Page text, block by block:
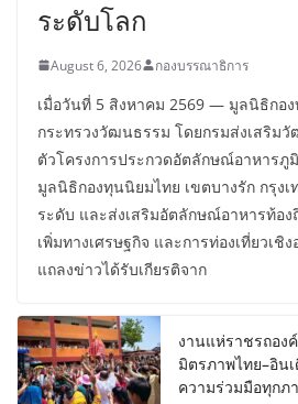
ระดับโลก
August 6, 2026 กองบรรณาธิการ
เมื่อวันที่ 5 สิงหาคม 2569 — มูลนิธิกอ
กระทรวงวัฒนธรรม โดยกรมส่งเสริม
ตัวโครงการประกวดอัตลักษณ์อาหารภู
มูลนิธิกองทุนนิยมไทย เขตบางรัก กรุงเ
ระดับ และส่งเสริมอัตลักษณ์อาหารท้อ
เพิ่มทางเศรษฐกิจ และการท่องเที่ยวเชิ
แถลงข่าวได้รับเกียรติจาก
งานแห่ราชรถอง
มิตรภาพไทย–อิน
ความร่วมมือทุกภ